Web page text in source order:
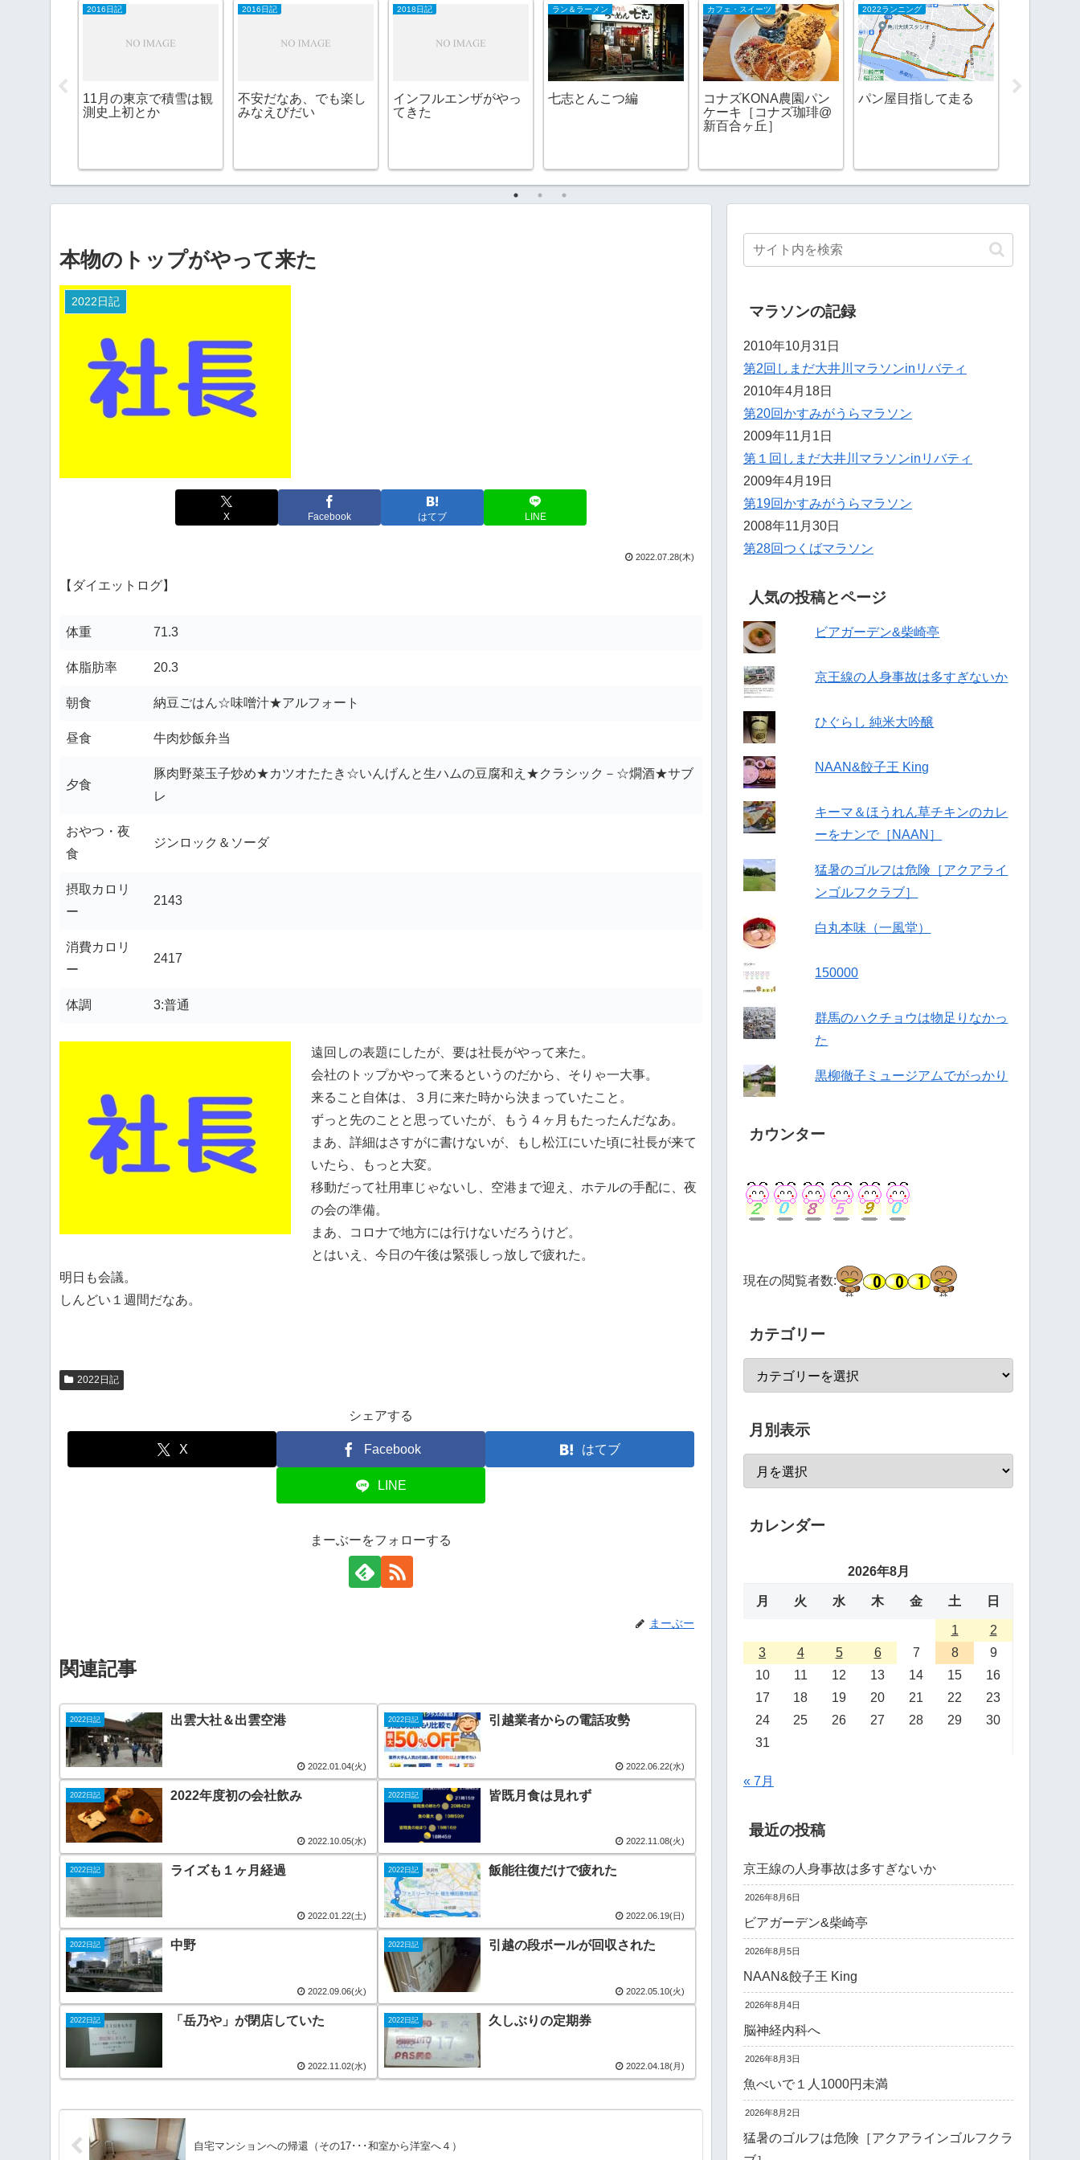
2016日記
11月の東京で積雪は観
測史上初とか
2016日記
不安だなあ、でも楽し
みなえびだい
2018日記
インフルエンザがやっ
てきた
ラン＆ラーメン
七志とんこつ編
カフェ・スイーツ
コナズKONA農園パン
ケーキ［コナズ珈琲@
新百合ヶ丘］
2022ランニング
パン屋目指して走る
本物のトップがやって来た
2022日記
X Facebook はてブ LINE
2022.07.28(木)
【ダイエットログ】
体重 71.3
体脂肪率 20.3
朝食 納豆ごはん☆味噌汁★アルフォート
昼食 牛肉炒飯弁当
夕食
豚肉野菜玉子炒め★カツオたたき☆いんげんと生ハムの豆腐和え★クラシック－☆燗酒★サブ
レ
おやつ・夜
食
ジンロック＆ソーダ
摂取カロリ
ー
2143
消費カロリ
ー
2417
体調 3:普通
遠回しの表題にしたが、要は社長がやって来た。
会社のトップかやって来るというのだから、そりゃ一大事。
来ること自体は、３月に来た時から決まっていたこと。
ずっと先のことと思っていたが、もう４ヶ月もたったんだなあ。
まあ、詳細はさすがに書けないが、もし松江にいた頃に社長が来て
いたら、もっと大変。
移動だって社用車じゃないし、空港まで迎え、ホテルの手配に、夜
の会の準備。
まあ、コロナで地方には行けないだろうけど。
とはいえ、今日の午後は緊張しっ放しで疲れた。
明日も会議。
しんどい１週間だなあ。
2022日記
シェアする
X Facebook はてブ
LINE
まーぶーをフォローする
まーぶー
関連記事
2022日記 出雲大社＆出雲空港
2022.01.04(火)
2022日記 引越業者からの電話攻勢
2022.06.22(水)
2022日記 2022年度初の会社飲み
2022.10.05(水)
2022日記 皆既月食は見れず
2022.11.08(火)
2022日記 ライズも１ヶ月経過
2022.01.22(土)
2022日記 飯能往復だけで疲れた
2022.06.19(日)
2022日記 中野
2022.09.06(火)
2022日記 引越の段ボールが回収された
2022.05.10(火)
2022日記 「岳乃や」が閉店していた
2022.11.02(水)
2022日記 久しぶりの定期券
2022.04.18(月)
自宅マンションへの帰還（その17･･･和室から洋室へ４）
マラソンの記録
2010年10月31日
第2回しまだ大井川マラソンinリバティ
2010年4月18日
第20回かすみがうらマラソン
2009年11月1日
第１回しまだ大井川マラソンinリバティ
2009年4月19日
第19回かすみがうらマラソン
2008年11月30日
第28回つくばマラソン
人気の投稿とページ
ビアガーデン&柴崎亭
京王線の人身事故は多すぎないか
ひぐらし 純米大吟醸
NAAN&餃子王 King
キーマ＆ほうれん草チキンのカレ
ーをナンで［NAAN］
猛暑のゴルフは危険［アクアライ
ンゴルフクラブ］
白丸本味（一風堂）
150000
群馬のハクチョウは物足りなかっ
た
黒柳徹子ミュージアムでがっかり
カウンター
現在の閲覧者数:
カテゴリー
月別表示
カレンダー
2026年8月
月 火 水 木 金 土 日
1
2
3
4 5 6 7 8
9
10
11 12 13 14 15
16
17
18 19 20 21 22
23
24
25 26 27 28 29
30
31
« 7月
最近の投稿
京王線の人身事故は多すぎないか
2026年8月6日
ビアガーデン&柴崎亭
2026年8月5日
NAAN&餃子王 King
2026年8月4日
脳神経内科へ
2026年8月3日
魚べいで１人1000円未満
2026年8月2日
猛暑のゴルフは危険［アクアラインゴルフクラ